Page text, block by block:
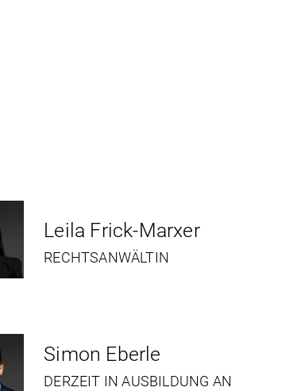
Leila Frick-Marxer
RECHTSANWÄLTIN
Simon Eberle
DERZEIT IN AUSBILDUNG AN